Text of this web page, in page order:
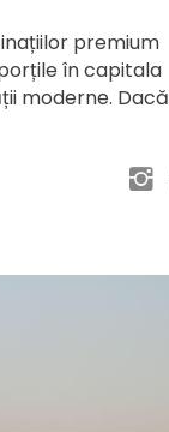
premium
în capitala
moderne. Dacă